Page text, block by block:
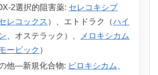
2選択的阻害薬: セレコキシブ
レコックス ）、エトドラク（ハイ
、オステラック）、
メロキシカム
ービック ）
他―新規化合物: ピロキシカム